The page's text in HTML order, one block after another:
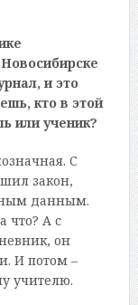
и это
кто в этой
или ученик?
С
закон,
данным.
что? А с
он
И потом –
учителю.